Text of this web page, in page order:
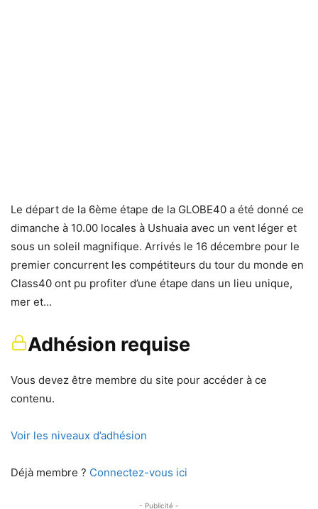
Le départ de la 6ème étape de la GLOBE40 a été donné ce
dimanche à 10.00 locales à Ushuaia avec un vent léger et
sous un soleil magnifique. Arrivés le 16 décembre pour le
premier concurrent les compétiteurs du tour du monde en
Class40 ont pu profiter d’une étape dans un lieu unique,
mer et…
Adhésion requise
Vous devez être membre du site pour accéder à ce
contenu.
Voir les niveaux d’adhésion
Déjà membre ? Connectez-vous ici
- Publicité -